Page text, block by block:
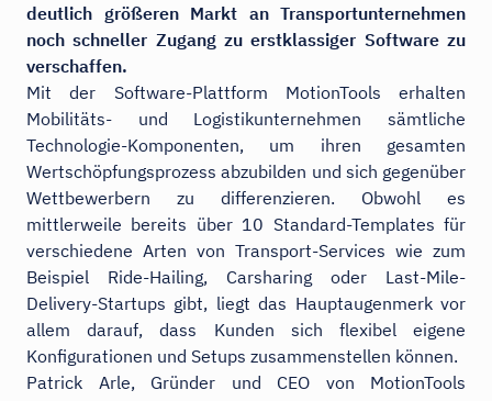
deutlich größeren Markt an Transportunternehmen
noch schneller Zugang zu erstklassiger Software zu
verschaffen.
Mit der Software-Plattform MotionTools erhalten
Mobilitäts- und Logistikunternehmen sämtliche
Technologie-Komponenten, um ihren gesamten
Wertschöpfungsprozess abzubilden und sich gegenüber
Wettbewerbern zu differenzieren. Obwohl es
mittlerweile bereits über 10 Standard-Templates für
verschiedene Arten von Transport-Services wie zum
Beispiel Ride-Hailing, Carsharing oder Last-Mile-
Delivery-Startups gibt, liegt das Hauptaugenmerk vor
allem darauf, dass Kunden sich flexibel eigene
Konfigurationen und Setups zusammenstellen können.
Patrick Arle, Gründer und CEO von MotionTools